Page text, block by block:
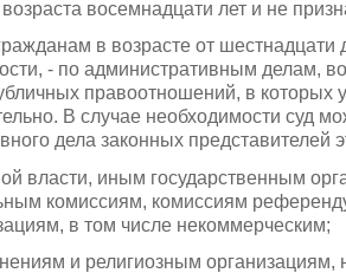
восемнадцати лет и не
в возрасте от шестнадцати
- по административным делам,
правоотношений, в которых
В случае необходимости суд
дела законных представителей
власти, иным государственным
комиссиям, комиссиям
в том числе некоммерческим;
и религиозным